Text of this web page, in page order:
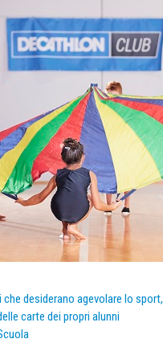
desiderano agevolare lo sport,
carte dei propri alunni